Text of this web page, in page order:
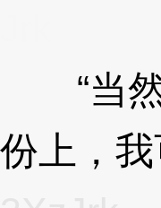
“当然
份上，